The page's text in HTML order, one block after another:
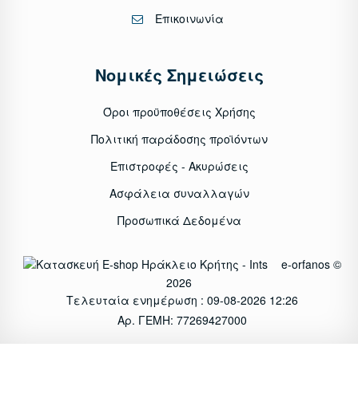
Επικοινωνία
Νομικές Σημειώσεις
Όροι προϋποθέσεις Χρήσης
Πολιτική παράδοσης προϊόντων
Επιστροφές - Ακυρώσεις
Ασφάλεια συναλλαγών
Προσωπικά Δεδομένα
e-orfanos ©
2026
Τελευταία ενημέρωση : 09-08-2026 12:26
Αρ. ΓΕΜΗ: 77269427000